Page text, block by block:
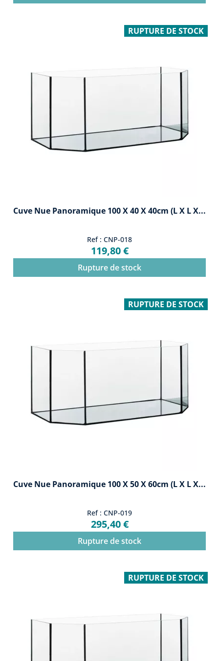
Cuve Nue Panoramique 100 X 40 X 40cm (L X L X...
Ref : CNP-018
119,80 €
Rupture de stock
RUPTURE DE STOCK
Cuve Nue Panoramique 100 X 50 X 60cm (L X L X...
Ref : CNP-019
295,40 €
Rupture de stock
RUPTURE DE STOCK
RUPTURE DE STOCK